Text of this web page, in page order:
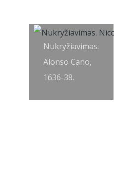
Nukryžiavimas.
Alonso Cano,
1636-38.